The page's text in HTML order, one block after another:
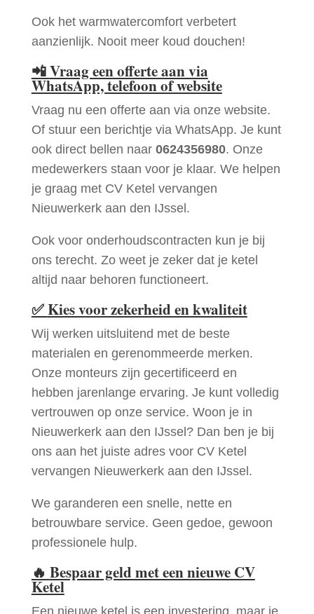
Ook het warmwatercomfort verbetert
aanzienlijk. Nooit meer koud douchen!
📲Vraag een offerte aan via
WhatsApp, telefoon of website
Vraag nu een offerte aan via onze website.
Of stuur een berichtje via WhatsApp. Je kunt
ook direct bellen naar 0624356980. Onze
medewerkers staan voor je klaar. We helpen
je graag met CV Ketel vervangen
Nieuwerkerk aan den IJssel.
Ook voor onderhoudscontracten kun je bij
ons terecht. Zo weet je zeker dat je ketel
altijd naar behoren functioneert.
✅Kies voor zekerheid en kwaliteit
Wij werken uitsluitend met de beste
materialen en gerenommeerde merken.
Onze monteurs zijn gecertificeerd en
hebben jarenlange ervaring. Je kunt volledig
vertrouwen op onze service. Woon je in
Nieuwerkerk aan den IJssel? Dan ben je bij
ons aan het juiste adres voor CV Ketel
vervangen Nieuwerkerk aan den IJssel.
We garanderen een snelle, nette en
betrouwbare service. Geen gedoe, gewoon
professionele hulp.
🔥 Bespaar geld met een nieuwe CV
Ketel
Een nieuwe ketel is een investering, maar je